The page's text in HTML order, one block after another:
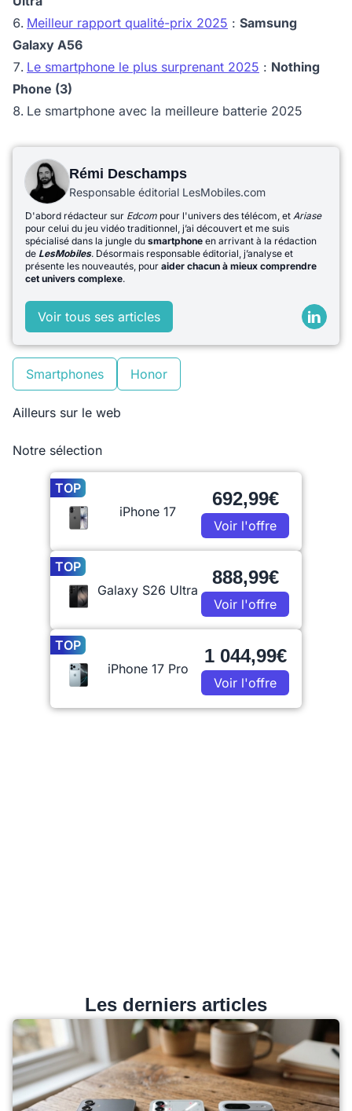
Meilleur rapport qualité-prix 2025 : Samsung
Galaxy A56
Le smartphone le plus surprenant 2025 : Nothing
Phone (3)
Le smartphone avec la meilleure batterie 2025
Rémi Deschamps
Responsable éditorial LesMobiles.com
D'abord rédacteur sur Edcom pour l'univers des télécom, et Ariase
pour celui du jeu vidéo traditionnel, j’ai découvert et me suis
spécialisé dans la jungle du smartphone en arrivant à la rédaction
de LesMobiles. Désormais responsable éditorial, j’analyse et
présente les nouveautés, pour aider chacun à mieux comprendre
cet univers complexe.
Voir tous ses articles
Smartphones Honor
Ailleurs sur le web
Notre sélection
TOP
iPhone 17
692,99€
Voir l'offre
TOP
Galaxy S26 Ultra
888,99€
Voir l'offre
TOP
iPhone 17 Pro
1 044,99€
Voir l'offre
Les derniers articles